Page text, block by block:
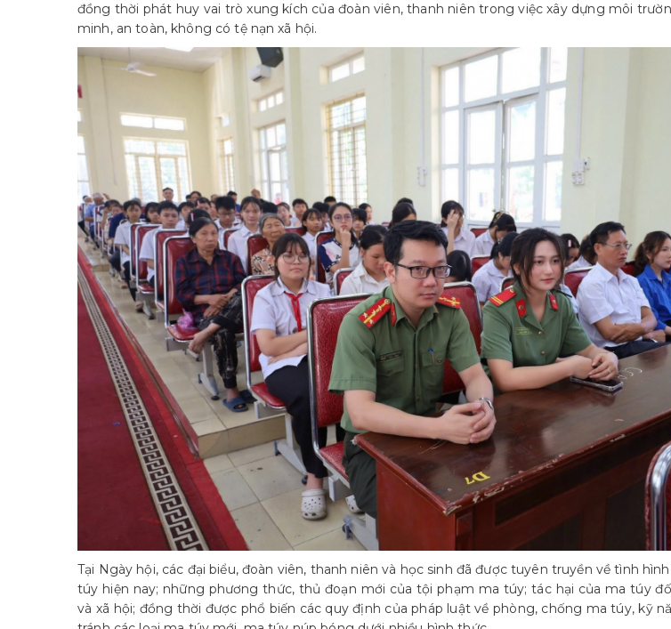
đồng thời phát huy vai trò xung kích của đoàn viên, thanh niên trong việc xây dựng môi
minh, an toàn, không có tệ nạn xã hội.
Tại Ngày hội, các đại biểu, đoàn viên, thanh niên và học sinh đã được tuyên truyền về tình
túy hiện nay; những phương thức, thủ đoạn mới của tội phạm ma túy; tác hại của ma túy
và xã hội; đồng thời được phổ biến các quy định của pháp luật về phòng, chống ma túy, kỹ